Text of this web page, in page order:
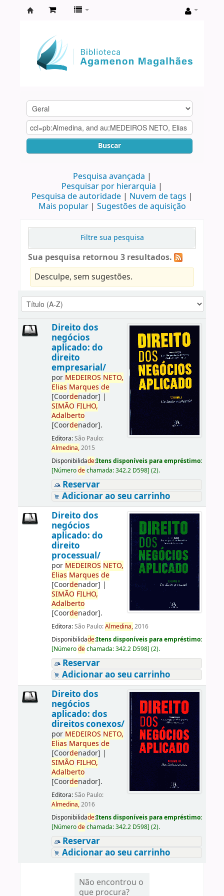
Agamenon
Magalhães
Buscar
Pesquisa avançada
Pesquisar por hierarquia
Pesquisa de autoridade
Nuvem de tags
Mais popular
Sugestões de aquisição
Filtre sua pesquisa
Sua pesquisa retornou 3 resultados.
Desculpe, sem sugestões.
Direito dos
negócios
aplicado: do
direito
empresarial/
por MEDEIROS NETO,
Elias Marques de
[Coordenador] |
SIMÃO FILHO,
Adalberto
[Coordenador].
Editora:São Paulo:
Almedina,2015
Disponibilidade:Itens disponíveis para empréstimo:
[Númerodechamada:342.2 D598] (2).
Reservar
Adicionar ao seu carrinho
Direito dos
negócios
aplicado: do
direito
processual/
por MEDEIROS NETO,
Elias Marques de
[Coordenador] |
SIMÃO FILHO,
Adalberto
[Coordenador].
Editora:São Paulo:Almedina,2016
Disponibilidade:Itens disponíveis para empréstimo:
[Númerodechamada:342.2 D598] (2).
Reservar
Adicionar ao seu carrinho
Direito dos
negócios
aplicado: dos
direitos conexos/
por MEDEIROS NETO,
Elias Marques de
[Coordenador] |
SIMÃO FILHO,
Adalberto
[Coordenador].
Editora:São Paulo:
Almedina,2016
Disponibilidade:Itens disponíveis para empréstimo:
[Númerodechamada:342.2 D598] (2).
Reservar
Adicionar ao seu carrinho
Não encontrou o
que procura?